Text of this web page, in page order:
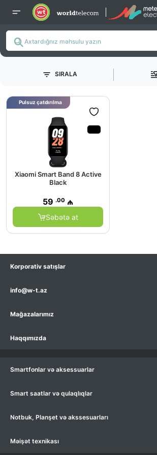
SIRALA
Xiaomi Smart Band 8 Active
Black
59 .00 ₼
Səbətə at
Pulsuz çatdırılma
Korporativ satışlar
info@w-t.az
Mağazalarımız
Haqqımızda
Smartfonlar və aksessuarlar
Smart saatlar və qulaqlıqlar
Notbuk, Planşet və akssesuarları
Məişət texnikası